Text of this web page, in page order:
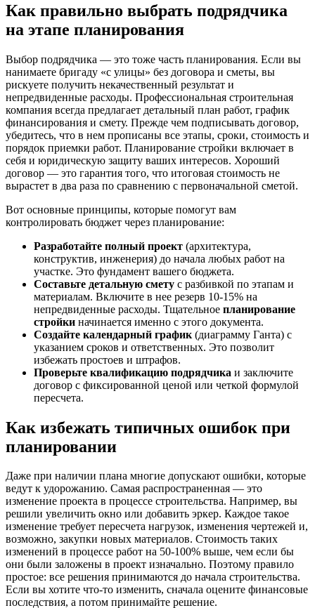
Как правильно выбрать подрядчика
на этапе планирования
Выбор подрядчика — это тоже часть планирования. Если вы
нанимаете бригаду «с улицы» без договора и сметы, вы
рискуете получить некачественный результат и
непредвиденные расходы. Профессиональная строительная
компания всегда предлагает детальный план работ, график
финансирования и смету. Прежде чем подписывать договор,
убедитесь, что в нем прописаны все этапы, сроки, стоимость и
порядок приемки работ. Планирование стройки включает в
себя и юридическую защиту ваших интересов. Хороший
договор — это гарантия того, что итоговая стоимость не
вырастет в два раза по сравнению с первоначальной сметой.
Вот основные принципы, которые помогут вам
контролировать бюджет через планирование:
Разработайте полный проект (архитектура,
конструктив, инженерия) до начала любых работ на
участке. Это фундамент вашего бюджета.
Составьте детальную смету с разбивкой по этапам и
материалам. Включите в нее резерв 10-15% на
непредвиденные расходы. Тщательное планирование
стройки начинается именно с этого документа.
Создайте календарный график (диаграмму Ганта) с
указанием сроков и ответственных. Это позволит
избежать простоев и штрафов.
Проверьте квалификацию подрядчика и заключите
договор с фиксированной ценой или четкой формулой
пересчета.
Как избежать типичных ошибок при
планировании
Даже при наличии плана многие допускают ошибки, которые
ведут к удорожанию. Самая распространенная — это
изменение проекта в процессе строительства. Например, вы
решили увеличить окно или добавить эркер. Каждое такое
изменение требует пересчета нагрузок, изменения чертежей и,
возможно, закупки новых материалов. Стоимость таких
изменений в процессе работ на 50-100% выше, чем если бы
они были заложены в проект изначально. Поэтому правило
простое: все решения принимаются до начала строительства.
Если вы хотите что-то изменить, сначала оцените финансовые
последствия, а потом принимайте решение.